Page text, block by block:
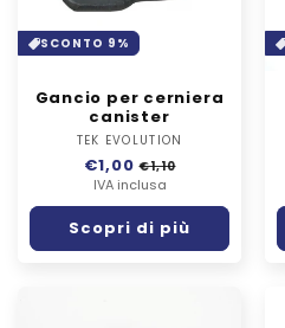
SCONTO 9%
Gancio per cerniera
canister
Fornitore:
TEK EVOLUTION
Prezzo
di
listino
€1,00 Prezzo
scontato
€1,10
IVA inclusa
Scopri di più